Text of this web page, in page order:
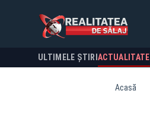
ULTIMELE ȘTIRI ACTUALITATE
Acasă